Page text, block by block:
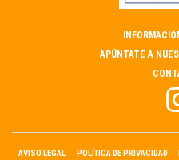
APÚNTATE A
AVISO LEGAL POLÍTICA DE PRIVACIDAD